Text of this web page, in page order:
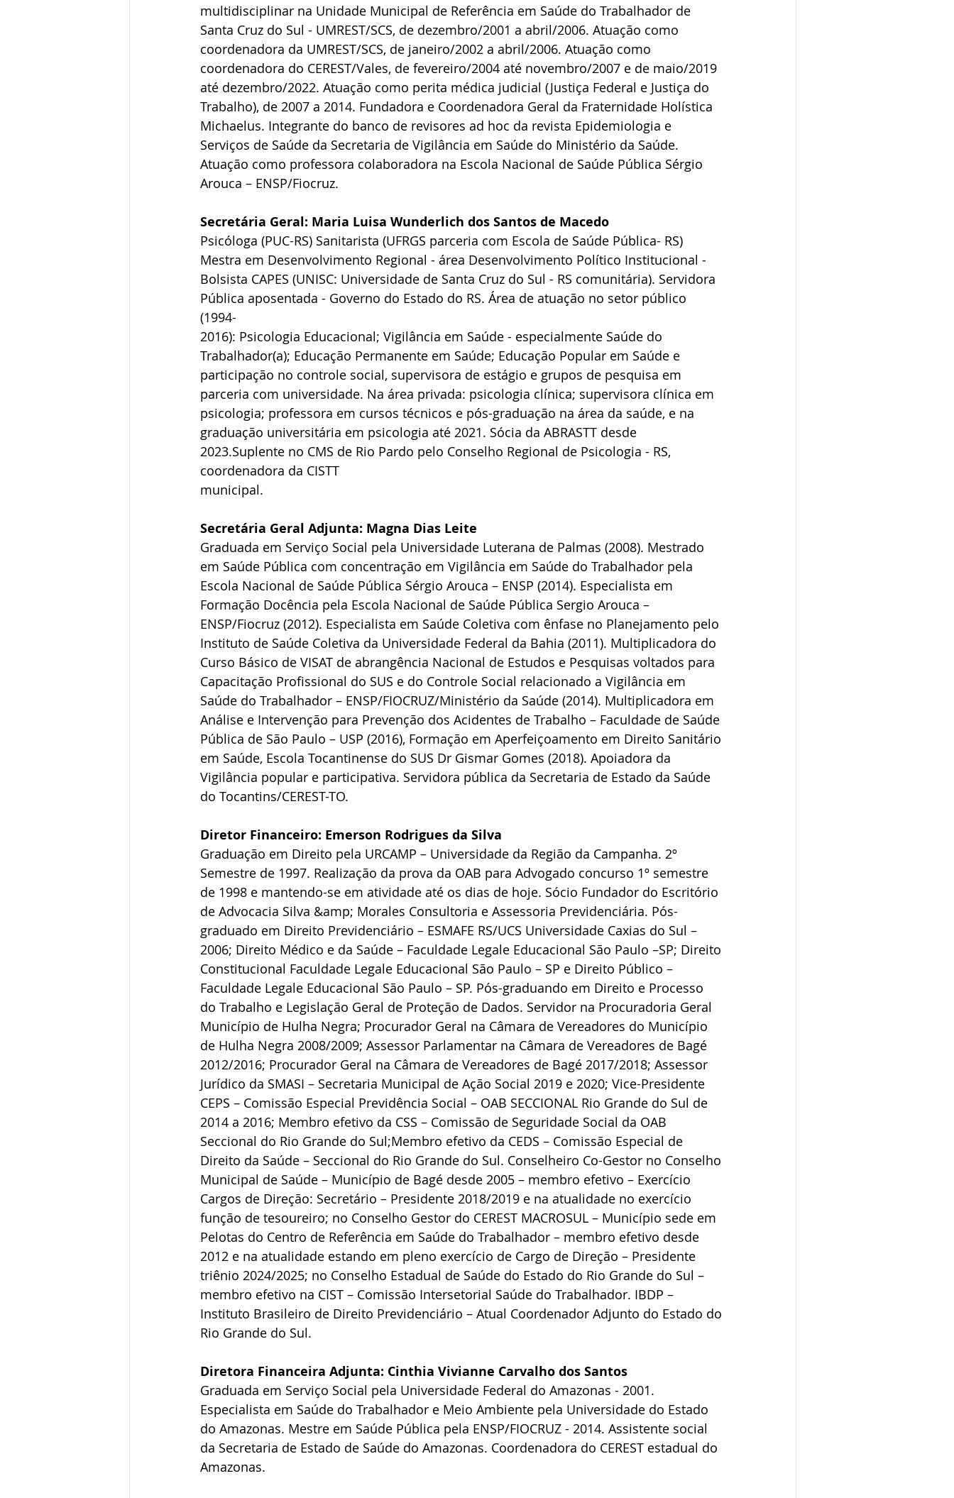
multidisciplinar na Unidade Municipal de Referência em Saúde do Trabalhador de
Santa Cruz do Sul - UMREST/SCS, de dezembro/2001 a abril/2006. Atuação como
coordenadora da UMREST/SCS, de janeiro/2002 a abril/2006. Atuação como
coordenadora do CEREST/Vales, de fevereiro/2004 até novembro/2007 e de maio/2019
até dezembro/2022. Atuação como perita médica judicial (Justiça Federal e Justiça do
Trabalho), de 2007 a 2014. Fundadora e Coordenadora Geral da Fraternidade Holística
Michaelus. Integrante do banco de revisores ad hoc da revista Epidemiologia e
Serviços de Saúde da Secretaria de Vigilância em Saúde do Ministério da Saúde.
Atuação como professora colaboradora na Escola Nacional de Saúde Pública Sérgio
Arouca – ENSP/Fiocruz.
Secretária Geral: Maria Luisa Wunderlich dos Santos de Macedo
Psicóloga (PUC-RS) Sanitarista (UFRGS parceria com Escola de Saúde Pública- RS)
Mestra em Desenvolvimento Regional - área Desenvolvimento Político Institucional -
Bolsista CAPES (UNISC: Universidade de Santa Cruz do Sul - RS comunitária). Servidora
Pública aposentada - Governo do Estado do RS. Área de atuação no setor público
(1994-
2016): Psicologia Educacional; Vigilância em Saúde - especialmente Saúde do
Trabalhador(a); Educação Permanente em Saúde; Educação Popular em Saúde e
participação no controle social, supervisora de estágio e grupos de pesquisa em
parceria com universidade. Na área privada: psicologia clínica; supervisora clínica em
psicologia; professora em cursos técnicos e pós-graduação na área da saúde, e na
graduação universitária em psicologia até 2021. Sócia da ABRASTT desde
2023.Suplente no CMS de Rio Pardo pelo Conselho Regional de Psicologia - RS,
coordenadora da CISTT
municipal.
Secretária Geral Adjunta: Magna Dias Leite
Graduada em Serviço Social pela Universidade Luterana de Palmas (2008). Mestrado
em Saúde Pública com concentração em Vigilância em Saúde do Trabalhador pela
Escola Nacional de Saúde Pública Sérgio Arouca – ENSP (2014). Especialista em
Formação Docência pela Escola Nacional de Saúde Pública Sergio Arouca –
ENSP/Fiocruz (2012). Especialista em Saúde Coletiva com ênfase no Planejamento pelo
Instituto de Saúde Coletiva da Universidade Federal da Bahia (2011). Multiplicadora do
Curso Básico de VISAT de abrangência Nacional de Estudos e Pesquisas voltados para
Capacitação Profissional do SUS e do Controle Social relacionado a Vigilância em
Saúde do Trabalhador – ENSP/FIOCRUZ/Ministério da Saúde (2014). Multiplicadora em
Análise e Intervenção para Prevenção dos Acidentes de Trabalho – Faculdade de Saúde
Pública de São Paulo – USP (2016), Formação em Aperfeiçoamento em Direito Sanitário
em Saúde, Escola Tocantinense do SUS Dr Gismar Gomes (2018). Apoiadora da
Vigilância popular e participativa. Servidora pública da Secretaria de Estado da Saúde
do Tocantins/CEREST-TO.
Diretor Financeiro: Emerson Rodrigues da Silva
Graduação em Direito pela URCAMP – Universidade da Região da Campanha. 2º
Semestre de 1997. Realização da prova da OAB para Advogado concurso 1º semestre
de 1998 e mantendo-se em atividade até os dias de hoje. Sócio Fundador do Escritório
de Advocacia Silva &amp; Morales Consultoria e Assessoria Previdenciária. Pós-
graduado em Direito Previdenciário – ESMAFE RS/UCS Universidade Caxias do Sul –
2006; Direito Médico e da Saúde – Faculdade Legale Educacional São Paulo –SP; Direito
Constitucional Faculdade Legale Educacional São Paulo – SP e Direito Público –
Faculdade Legale Educacional São Paulo – SP. Pós-graduando em Direito e Processo
do Trabalho e Legislação Geral de Proteção de Dados. Servidor na Procuradoria Geral
Município de Hulha Negra; Procurador Geral na Câmara de Vereadores do Município
de Hulha Negra 2008/2009; Assessor Parlamentar na Câmara de Vereadores de Bagé
2012/2016; Procurador Geral na Câmara de Vereadores de Bagé 2017/2018; Assessor
Jurídico da SMASI – Secretaria Municipal de Ação Social 2019 e 2020; Vice-Presidente
CEPS – Comissão Especial Previdência Social – OAB SECCIONAL Rio Grande do Sul de
2014 a 2016; Membro efetivo da CSS – Comissão de Seguridade Social da OAB
Seccional do Rio Grande do Sul;Membro efetivo da CEDS – Comissão Especial de
Direito da Saúde – Seccional do Rio Grande do Sul. Conselheiro Co-Gestor no Conselho
Municipal de Saúde – Município de Bagé desde 2005 – membro efetivo – Exercício
Cargos de Direção: Secretário – Presidente 2018/2019 e na atualidade no exercício
função de tesoureiro; no Conselho Gestor do CEREST MACROSUL – Município sede em
Pelotas do Centro de Referência em Saúde do Trabalhador – membro efetivo desde
2012 e na atualidade estando em pleno exercício de Cargo de Direção – Presidente
triênio 2024/2025; no Conselho Estadual de Saúde do Estado do Rio Grande do Sul –
membro efetivo na CIST – Comissão Intersetorial Saúde do Trabalhador. IBDP –
Instituto Brasileiro de Direito Previdenciário – Atual Coordenador Adjunto do Estado do
Rio Grande do Sul.
Diretora Financeira Adjunta: Cinthia Vivianne Carvalho dos Santos
Graduada em Serviço Social pela Universidade Federal do Amazonas - 2001.
Especialista em Saúde do Trabalhador e Meio Ambiente pela Universidade do Estado
do Amazonas. Mestre em Saúde Pública pela ENSP/FIOCRUZ - 2014. Assistente social
da Secretaria de Estado de Saúde do Amazonas. Coordenadora do CEREST estadual do
Amazonas.